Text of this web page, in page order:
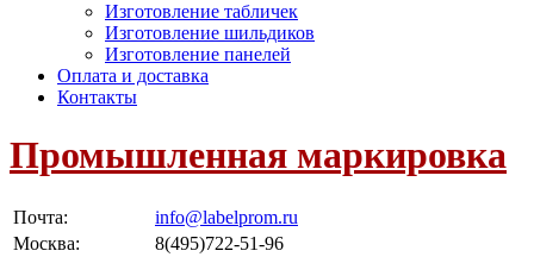
Изготовление табличек
Изготовление шильдиков
Изготовление панелей
Оплата и доставка
Контакты
Промышленная маркировка
Почта:
info@labelprom.ru
Москва: 8(495)722-51-96